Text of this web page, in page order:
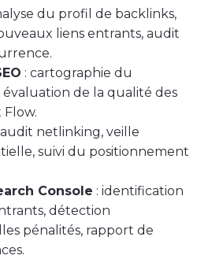
du profil de backlinks,
liens entrants, audit
: cartographie du
de la qualité des
Flow.
audit netlinking, veille
suivi du positionnement
Console : identification
détection
pénalités, rapport de